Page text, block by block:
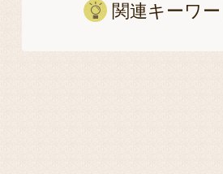
関連キーワー